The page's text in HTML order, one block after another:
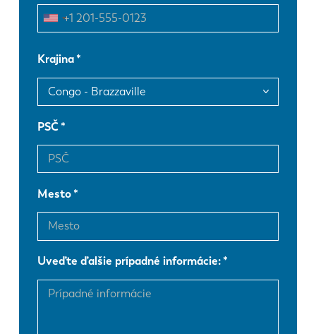
Krajina
PSČ
Mesto
Uveďte ďalšie prípadné informácie:
DE
ES
KO